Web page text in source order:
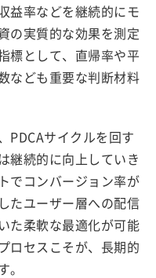
益率などを継続的にモ
の実質的な効果を測定
標として、直帰率や平
なども重要な判断材料
PDCAサイクルを回す
継続的に向上していき
でコンバージョン率が
たユーザー層への配信
た柔軟な最適化が可能
ロセスこそが、長期的